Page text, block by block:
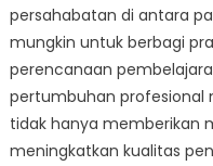
persahabatan di antara
mungkin untuk berbagi
perencanaan
pertumbuhan profesional
tidak hanya memberikan
meningkatkan kualitas